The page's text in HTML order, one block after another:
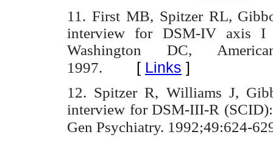
11. First MB, Spitzer RL,
interview for DSM-IV axis I
Washington DC,
1997. [ Links ]
12. Spitzer R, Williams J,
interview for DSM-III-R
Gen Psychiatry. 1992;49:624-